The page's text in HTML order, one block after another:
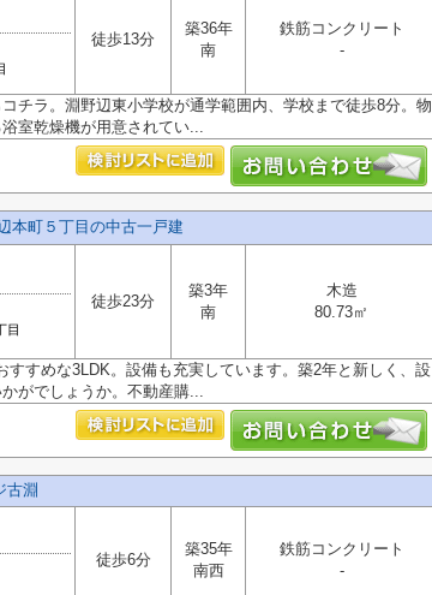
徒歩13分
築36年
南
鉄筋コンクリート
-
チラ。淵野辺東小学校が通学範囲内、学校まで徒歩8分。物
室乾燥機が用意されてい...
本町５丁目の中古一戸建
目
徒歩23分
築3年
南
木造
80.73㎡
すめな3LDK。設備も充実しています。築2年と新しく、設
がでしょうか。不動産購...
古淵
徒歩6分
築35年
南西
鉄筋コンクリート
-